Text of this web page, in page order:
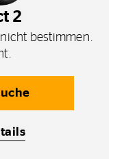
2
bestimmen.